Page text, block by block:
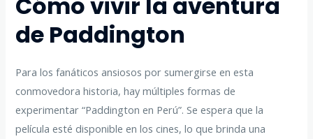
de Paddington
Para los fanáticos ansiosos por sumergirse en esta
conmovedora historia, hay múltiples formas de
experimentar “Paddington en Perú”. Se espera que la
película esté disponible en los cines, lo que brinda una